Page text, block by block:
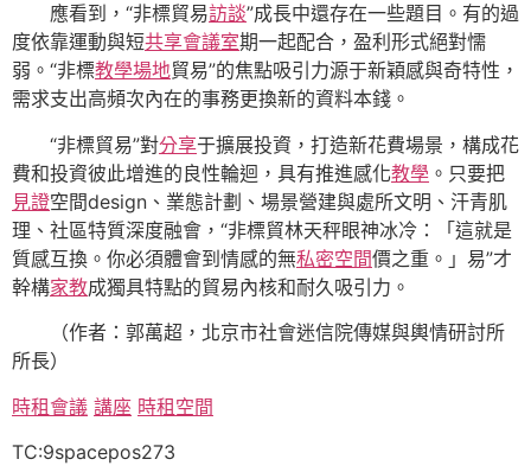
應看到，“非標貿易訪談”成長中還存在一些題目。有的過
度依靠運動與短共享會議室期一起配合，盈利形式絕對懦
弱。“非標教學場地貿易”的焦點吸引力源于新穎感與奇特性，
需求支出高頻次內在的事務更換新的資料本錢。
“非標貿易”對分享于擴展投資，打造新花費場景，構成花
費和投資彼此增進的良性輪迴，具有推進感化教學 。只要把
見證空間design、業態計劃、場景營建與處所文明、汗青肌
理、社區特質深度融會，“非標貿林天秤眼神冰冷：「這就是
質感互換。你必須體會到情感的無私密空間價之重。」易”才
幹構家教成獨具特點的貿易內核和耐久吸引力。
（作者：郭萬超，北京市社會迷信院傳媒與輿情研討所
所長）
時租會議 講座 時租空間
TC:9spacepos273